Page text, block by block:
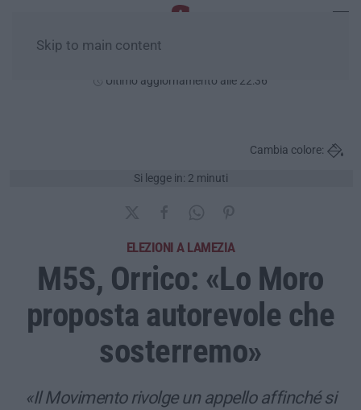
Skip to main content
Ultimo aggiornamento alle 22:36
Si legge in: 2 minuti
Cambia colore:
ELEZIONI A LAMEZIA
M5S, Orrico: «Lo Moro
proposta autorevole che
sosterremo»
«Il Movimento rivolge un appello affinché si